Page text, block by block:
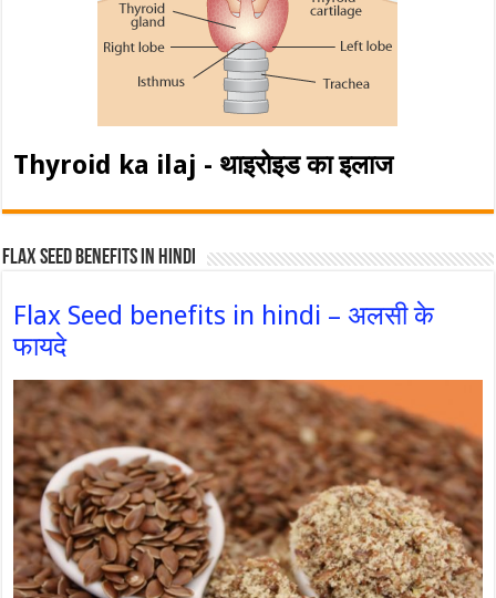
Thyroid ka ilaj - थाइरोइड का इलाज
Flax Seed Benefits in hindi
Flax Seed benefits in hindi – अलसी के
फायदे